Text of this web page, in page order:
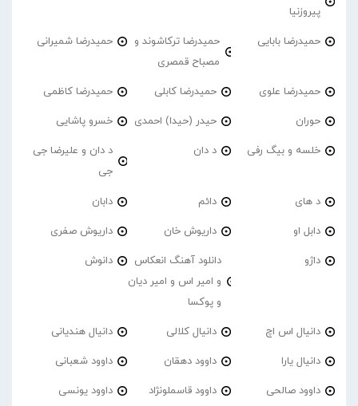
پیروزنیا
حمیدرضا بابایی
حمیدرضا ترکاشوند و
مصباح قمصری
حمیدرضا شمیرانی
حمیدرضا علوی حمیدرضا کابلی حمیدرضا کاظمی
حوران حیدر (حیدا) احمدی خسرو پاشایی
خلسه و بیگ رفی د دان
د دان و علیرضا جی
جی
د های دائم دابان
دابل او داریوش خان داریوش صفری
داژو
دانلود آهنگ انعکاس
و امیر اس و امیر دیان
و پوکسا
دانوش
دانیال اس اچ دانیال کلالی دانیال هندیانی
دانیال یارا داوود دهقان داوود شعبانی
داوود صالحی داوود قاسملونژاد داوود یونسی